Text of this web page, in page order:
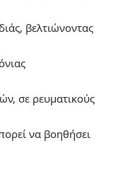
βελτιώνοντας
σε ρευματικούς
να βοηθήσει